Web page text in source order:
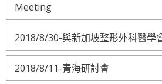
Meeting
2018/8/30-與新加坡整形外科醫學
2018/8/11-青海研討會